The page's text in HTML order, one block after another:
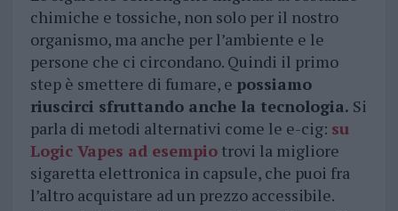
chimiche e tossiche, non solo per il nostro
organismo, ma anche per l’ambiente e le
persone che ci circondano. Quindi il primo
step è smettere di fumare, e possiamo
riuscirci sfruttando anche la tecnologia. Si
parla di metodi alternativi come le e-cig: su
Logic Vapes ad esempiotrovi la migliore
sigaretta elettronica in capsule, che puoi fra
l’altro acquistare ad un prezzo accessibile.